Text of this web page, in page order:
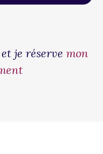
et je réserve mon